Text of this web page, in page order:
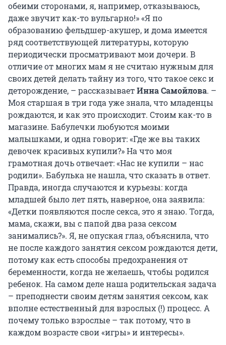
обеими сторонами, я, например, отказываюсь,
даже звучит как-то вульгарно!» «Я по
образованию фельдшер-акушер, и дома имеется
ряд соответствующей литературы, которую
периодически просматривают мои дочери. В
отличие от многих мам я не считаю нужным для
своих детей делать тайну из того, что такое секс и
деторождение, – рассказываетИнна Самойлова. –
Моя старшая в три года уже знала, что младенцы
рождаются, и как это происходит. Стоим как-то в
магазине. Бабулечки любуются моими
малышками, и одна говорит: «Где же вы таких
девочек красивых купили?» На что моя
грамотная дочь отвечает: «Нас не купили – нас
родили». Бабулька не нашла, что сказать в ответ.
Правда, иногда случаются и курьезы: когда
младшей было лет пять, наверное, она заявила:
«Детки появляются после секса, это я знаю. Тогда,
мама, скажи, вы с папой два раза сексом
занимались?». Я, не опуская глаз, объяснила, что
не после каждого занятия сексом рождаются дети,
потому как есть способы предохранения от
беременности, когда не желаешь, чтобы родился
ребенок. На самом деле наша родительская задача
– преподнести своим детям занятия сексом, как
вполне естественный для взрослых (!) процесс. А
почему только взрослые – так потому, что в
каждом возрасте свои «игры» и интересы».